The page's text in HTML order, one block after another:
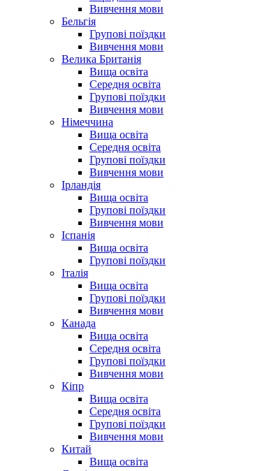
Вивчення мови
Бельгія
Групові поїздки
Вивчення мови
Велика Британія
Вища освіта
Середня освіта
Групові поїздки
Вивчення мови
Німеччина
Вища освіта
Середня освіта
Групові поїздки
Вивчення мови
Ірландія
Вища освіта
Групові поїздки
Вивчення мови
Іспанія
Вища освіта
Групові поїздки
Італія
Вища освіта
Групові поїздки
Вивчення мови
Канада
Вища освіта
Середня освіта
Групові поїздки
Вивчення мови
Кіпр
Вища освіта
Середня освіта
Групові поїздки
Вивчення мови
Китай
Вища освіта